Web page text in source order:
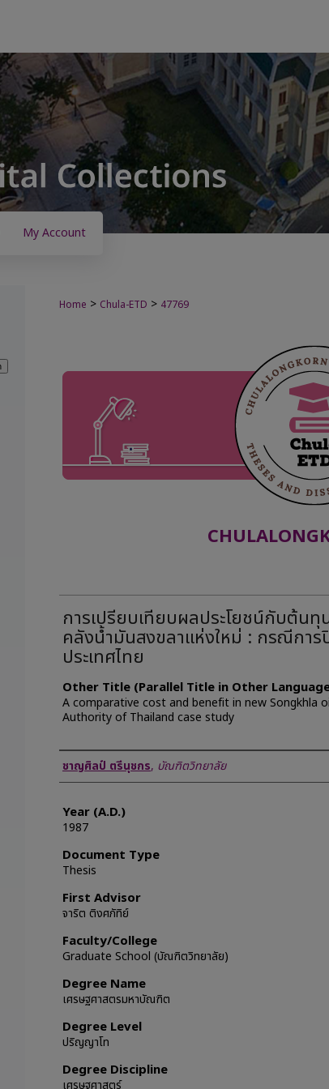
My Account
Home > Chula-ETD > 47769
การเปรียบเทียบผลประโยชน์กับต้นทุ
คลังน้ำมันสงขลาแห่งใหม่ : กรณีการ
ประเทศไทย
Other Title (Parallel Title in Other
A comparative cost and benefit in new Songkhla
Authority of Thailand case study
Author
ชาญศิลป์ ตรีนุชกร, บัณฑิตวิทยาลัย
Year (A.D.)
1987
Document Type
Thesis
First Advisor
จาริต ติงศภัทิย์
Faculty/College
Graduate School (บัณฑิตวิทยาลัย)
Degree Name
เศรษฐศาสตรมหาบัณฑิต
Degree Level
ปริญญาโท
Degree Discipline
เศรษฐศาสตร์